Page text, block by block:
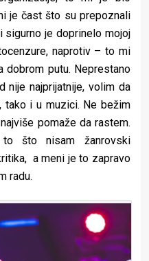
je čast što su prepoznali
sigurno je doprinelo mojoj
naprotiv – to mi
dobrom putu. Neprestano
nije najprijatnije, volim da
tako i u muzici. Ne bežim
pomaže da rastem.
što nisam žanrovski
a meni je to zapravo
radu.